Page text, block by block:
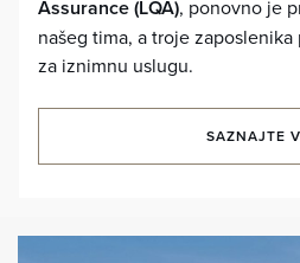
Assurance (LQA), ponovno je
našeg tima, a troje
za iznimnu uslugu.
SAZNAJTE